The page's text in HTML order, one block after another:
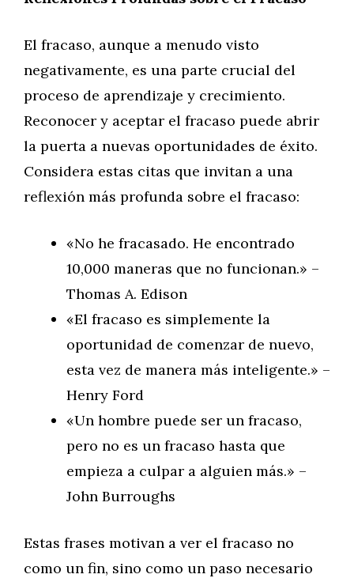
El fracaso, aunque a menudo visto
negativamente, es una parte crucial del
proceso de aprendizaje y crecimiento.
Reconocer y aceptar el fracaso puede abrir
la puerta a nuevas oportunidades de éxito.
Considera estas citas que invitan a una
reflexión más profunda sobre el fracaso:
«No he fracasado. He encontrado
10,000 maneras que no funcionan.» –
Thomas A. Edison
«El fracaso es simplemente la
oportunidad de comenzar de nuevo,
esta vez de manera más inteligente.» –
Henry Ford
«Un hombre puede ser un fracaso,
pero no es un fracaso hasta que
empieza a culpar a alguien más.» –
John Burroughs
Estas frases motivan a ver el fracaso no
como un fin, sino como un paso necesario